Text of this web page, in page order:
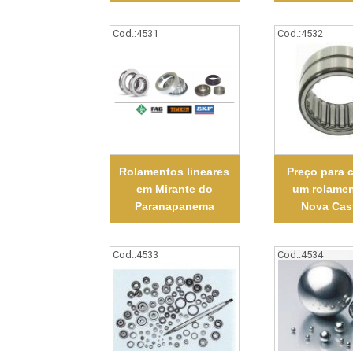
Cod.:4531
Rolamentos lineares
em Mirante do
Paranapanema
Cod.:4532
Preço para
um
Nova
Cod.:4533 Cod.:4534